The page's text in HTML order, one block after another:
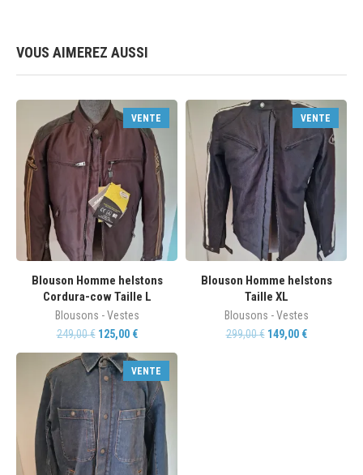
VOUS AIMEREZ AUSSI
VENTE
Blouson Homme helstons
Cordura-cow Taille L
Blousons - Vestes
249,00€ 125,00 €
VENTE
Blouson Homme helstons
Taille XL
Blousons - Vestes
299,00€ 149,00 €
VENTE